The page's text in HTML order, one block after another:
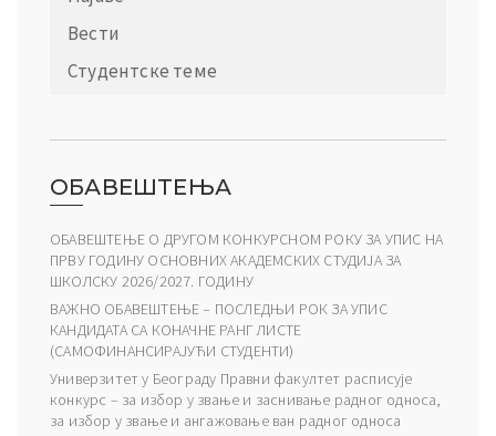
Вести
Студентске теме
ОБАВЕШТЕЊА
ОБАВЕШТЕЊЕ О ДРУГОМ КОНКУРСНОМ РОКУ ЗА УПИС НА
ПРВУ ГОДИНУ ОСНОВНИХ АКАДЕМСКИХ СТУДИЈА ЗА
ШКОЛСКУ 2026/2027. ГОДИНУ
ВАЖНО ОБАВЕШТЕЊЕ – ПОСЛЕДЊИ РОК ЗА УПИС
КАНДИДАТА СА КОНАЧНЕ РАНГ ЛИСТЕ
(САМОФИНАНСИРАЈУЋИ СТУДЕНТИ)
Универзитет у Београду Правни факултет расписује
конкурс – за избор у звање и заснивање радног односа,
за избор у звање и ангажовање ван радног односа